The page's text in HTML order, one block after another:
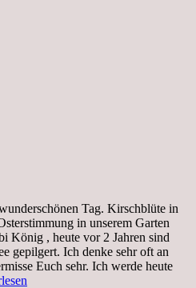
Tag. Kirschblüte in
in unserem Garten
König , heute vor 2 Jahren sind
gepilgert. Ich denke sehr oft an
Euch sehr. Ich werde heute